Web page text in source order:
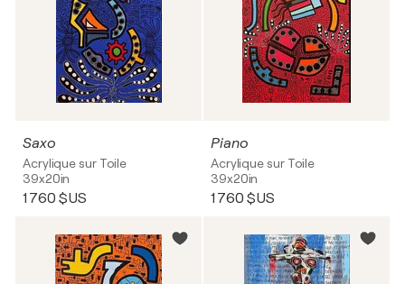
Saxo
Acrylique sur Toile
39x20in
1 760 $US
Piano
Acrylique sur Toile
39x20in
1 760 $US